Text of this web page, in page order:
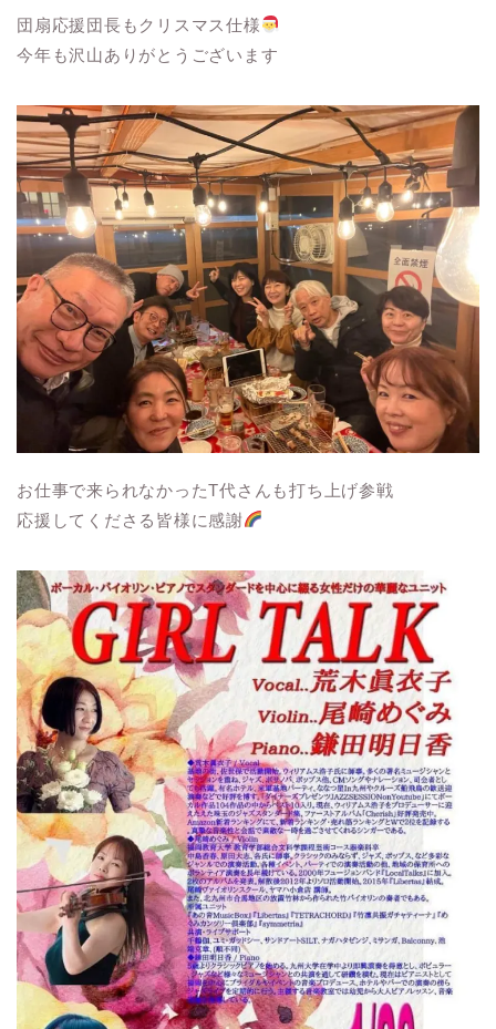
団扇応援団長もクリスマス仕様
今年も沢山ありがとうございます
お仕事で来られなかったT代さんも打ち上げ参戦
応援してくださる皆様に感謝